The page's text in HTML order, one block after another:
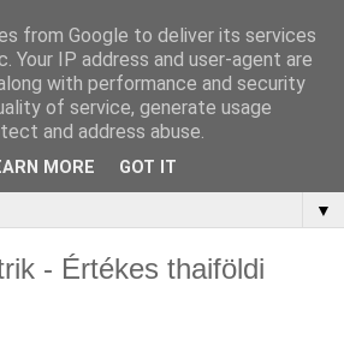
▼
- Értékes thaiföldi
from Google to deliver its services
Your IP address and user-agent are
with performance and security
of service, generate usage
and address abuse.
MORE GOT IT